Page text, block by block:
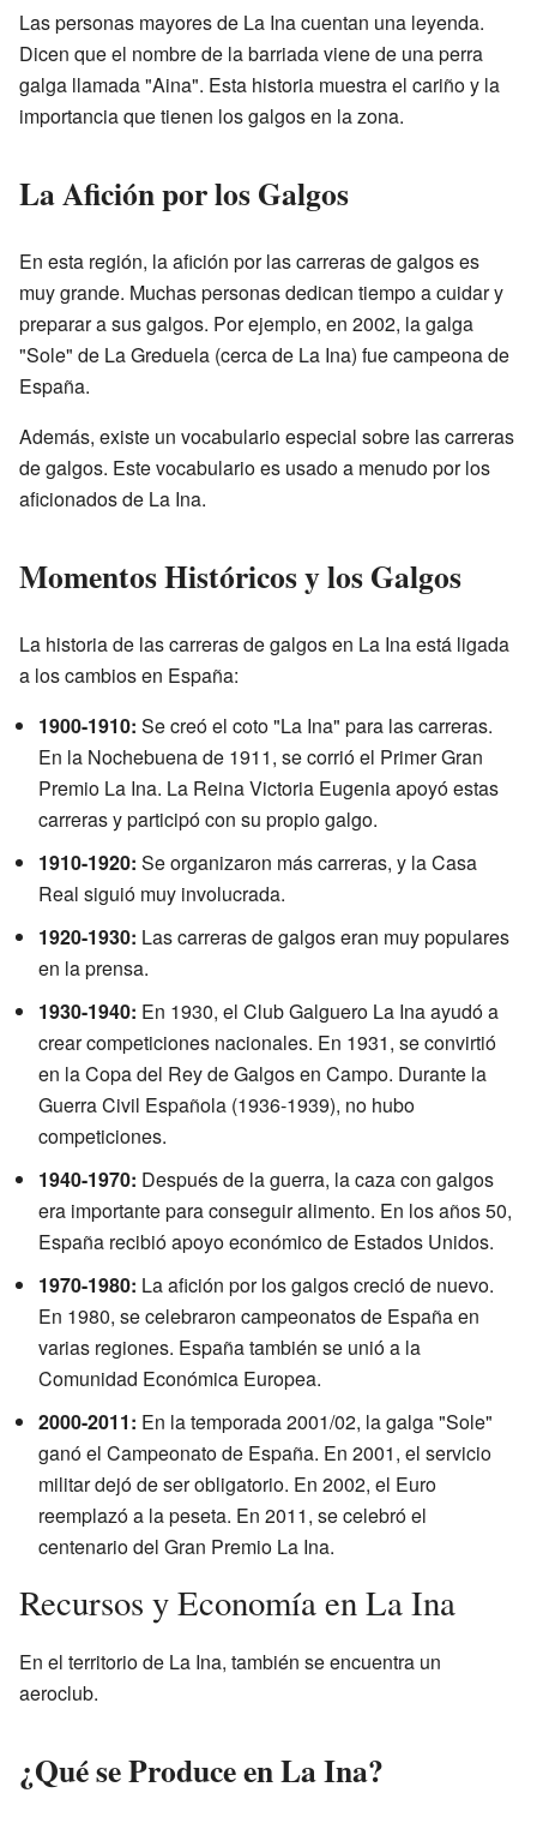
Las personas mayores de La Ina cuentan una leyenda.
Dicen que el nombre de la barriada viene de una perra
galga llamada "Aina". Esta historia muestra el cariño y la
importancia que tienen los galgos en la zona.
La Afición por los Galgos
En esta región, la afición por las carreras de galgos es
muy grande. Muchas personas dedican tiempo a cuidar y
preparar a sus galgos. Por ejemplo, en 2002, la galga
"Sole" de La Greduela (cerca de La Ina) fue campeona de
España.
Además, existe un vocabulario especial sobre las carreras
de galgos. Este vocabulario es usado a menudo por los
aficionados de La Ina.
Momentos Históricos y los Galgos
La historia de las carreras de galgos en La Ina está ligada
a los cambios en España:
1900-1910: Se creó el coto "La Ina" para las carreras.
En la Nochebuena de 1911, se corrió el Primer Gran
Premio La Ina. La Reina Victoria Eugenia apoyó estas
carreras y participó con su propio galgo.
1910-1920: Se organizaron más carreras, y la Casa
Real siguió muy involucrada.
1920-1930: Las carreras de galgos eran muy populares
en la prensa.
1930-1940: En 1930, el Club Galguero La Ina ayudó a
crear competiciones nacionales. En 1931, se convirtió
en la Copa del Rey de Galgos en Campo. Durante la
Guerra Civil Española (1936-1939), no hubo
competiciones.
1940-1970: Después de la guerra, la caza con galgos
era importante para conseguir alimento. En los años 50,
España recibió apoyo económico de Estados Unidos.
1970-1980: La afición por los galgos creció de nuevo.
En 1980, se celebraron campeonatos de España en
varias regiones. España también se unió a la
Comunidad Económica Europea.
2000-2011: En la temporada 2001/02, la galga "Sole"
ganó el Campeonato de España. En 2001, el servicio
militar dejó de ser obligatorio. En 2002, el Euro
reemplazó a la peseta. En 2011, se celebró el
centenario del Gran Premio La Ina.
Recursos y Economía en La Ina
En el territorio de La Ina, también se encuentra un
aeroclub.
¿Qué se Produce en La Ina?